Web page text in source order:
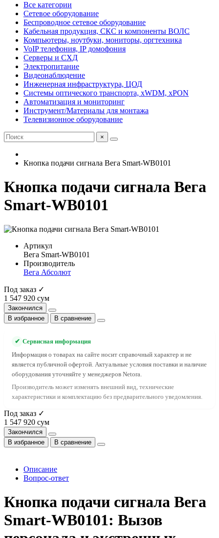
Все категории
Сетевое оборудование
Беспроводное сетевое оборудование
Кабельная продукция, СКС и компоненты ВОЛС
Компьютеры, ноутбуки, мониторы, оргтехника
VoIP телефония, IP домофония
Серверы и СХД
Электропитание
Видеонаблюдение
Инженерная инфраструктура, ЦОД
Системы оптического транспорта, xWDM, xPON
Автоматизация и мониторинг
Инструмент/Материалы для монтажа
Телевизионное оборудование
×
Кнопка подачи сигнала Вега Smart-WB0101
Кнопка подачи сигнала Вега
Smart-WB0101
Артикул
Вега Smart-WB0101
Производитель
Вега Абсолют
Под заказ ✓
1 547 920 сум
Закончился
В избранное
В сравнение
✔ Сервисная информация
Информация о товарах на сайте носит справочный характер и не
является публичной офертой. Актуальные условия поставки и наличие
оборудования уточняйте у менеджеров Netora.
Производитель может изменять внешний вид, технические
характеристики и комплектацию без предварительного уведомления.
Под заказ ✓
1 547 920 сум
Закончился
В избранное
В сравнение
Описание
Вопрос-ответ
Кнопка подачи сигнала Вега
Smart-WB0101: Вызов